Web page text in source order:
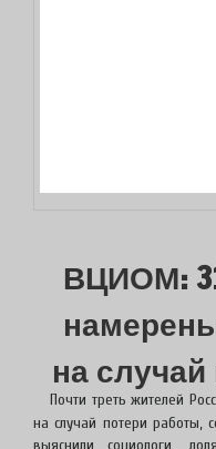
ВЦИОМ:
на
Почти треть жителей
на случай потери работы,
выяснили социологи,